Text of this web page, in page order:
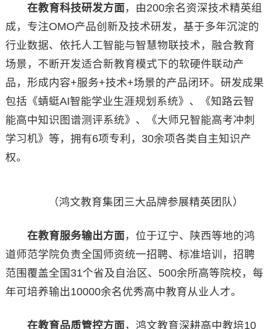
在教育科技研发方面，由200余名资深技术精英组
成，专注OMO产品创新及技术研发，基于多年沉淀的
行业数据、依托人工智能与智慧物联技术，融合教育
场景，不断开发适合新教育模式下的软硬件联动产
品，形成内容+服务+技术+场景的产品闭环。研发成果
包括《蜻蜓AI智能学业生涯规划系统》、《知路云智
能高中知识图谱测评系统》、《大师兄智能高考冲刺
学习机》等，拥有6项专利，30余项各类自主知识产
权。
（鸿文教育集团三大品牌参展精英团队）
在教育服务输出方面，位于辽宁、陕西等地的鸿
道师范学院负责全国师资统一招聘、标准培训，招聘
范围覆盖全国31个省及自治区、500余所高等院校，每
年可培养输出10000余名优秀高中教育从业人才。
在教育品质管控方面，鸿文教育深耕高中教培10